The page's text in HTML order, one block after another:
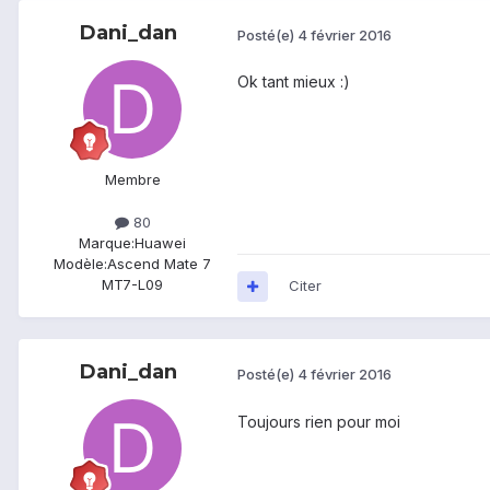
Dani_dan
Membre
80
Marque:Huawei
Modèle:Ascend Mate 7
MT7-L09
Posté(e) 4 février 2016
Ok tant mieux :)
Citer
Dani_dan Posté(e) 4 février 2016
Toujours rien pour moi